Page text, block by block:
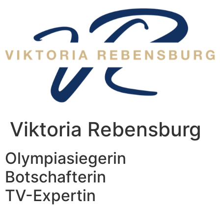
Viktoria Rebensburg
Olympiasiegerin
Botschafterin
TV-Expertin